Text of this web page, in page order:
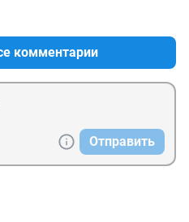
комментарии
Отправить